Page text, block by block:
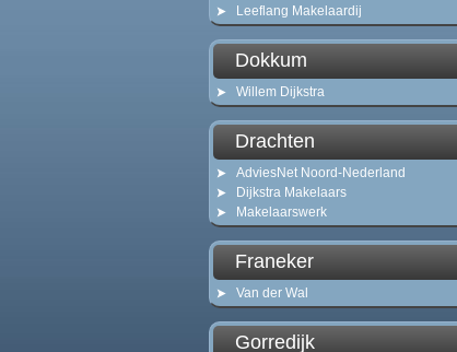
Leeflang Makelaardij
Dokkum
Willem Dijkstra
Drachten
AdviesNet Noord-Nederland
Dijkstra Makelaars
Makelaarswerk
Franeker
Van der Wal
Gorredijk